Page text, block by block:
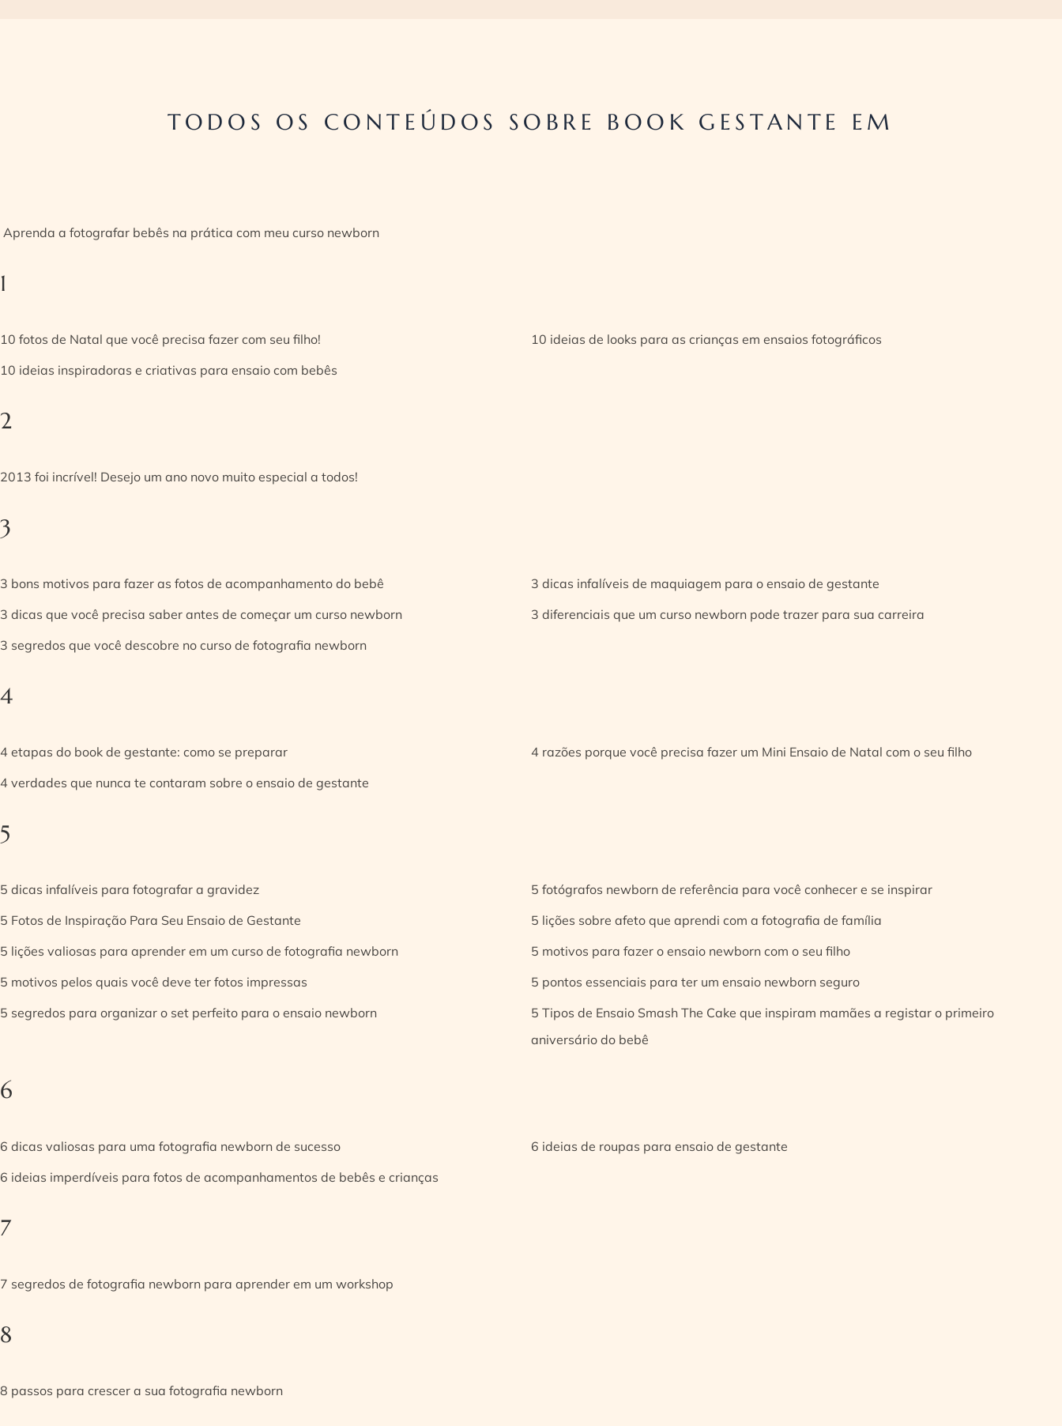
TODOS OS CONTEÚDOS SOBRE BOOK GESTANTE EM
Aprenda a fotografar bebês na prática com meu curso newborn
1
10 fotos de Natal que você precisa fazer com seu filho!
10 ideias de looks para as crianças em ensaios fotográficos
10 ideias inspiradoras e criativas para ensaio com bebês
2
2013 foi incrível! Desejo um ano novo muito especial a todos!
3
3 bons motivos para fazer as fotos de acompanhamento do bebê
3 dicas infalíveis de maquiagem para o ensaio de gestante
3 dicas que você precisa saber antes de começar um curso newborn
3 diferenciais que um curso newborn pode trazer para sua carreira
3 segredos que você descobre no curso de fotografia newborn
4
4 etapas do book de gestante: como se preparar
4 razões porque você precisa fazer um Mini Ensaio de Natal com o seu filho
4 verdades que nunca te contaram sobre o ensaio de gestante
5
5 dicas infalíveis para fotografar a gravidez
5 fotógrafos newborn de referência para você conhecer e se inspirar
5 Fotos de Inspiração Para Seu Ensaio de Gestante
5 lições sobre afeto que aprendi com a fotografia de família
5 lições valiosas para aprender em um curso de fotografia newborn
5 motivos para fazer o ensaio newborn com o seu filho
5 motivos pelos quais você deve ter fotos impressas
5 pontos essenciais para ter um ensaio newborn seguro
5 segredos para organizar o set perfeito para o ensaio newborn
5 Tipos de Ensaio Smash The Cake que inspiram mamães a registar o primeiro
aniversário do bebê
6
6 dicas valiosas para uma fotografia newborn de sucesso
6 ideias de roupas para ensaio de gestante
6 ideias imperdíveis para fotos de acompanhamentos de bebês e crianças
7
7 segredos de fotografia newborn para aprender em um workshop
8
8 passos para crescer a sua fotografia newborn